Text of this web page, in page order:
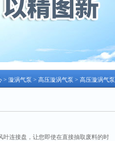
> 漩涡气泵 > 高压漩涡气泵 > 高压漩涡气泵
叶连接盘，让您即使在直接抽取废料的时